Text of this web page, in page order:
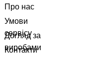
Про нас
Умови
сервісу
Догляд за
виробами
Контакти